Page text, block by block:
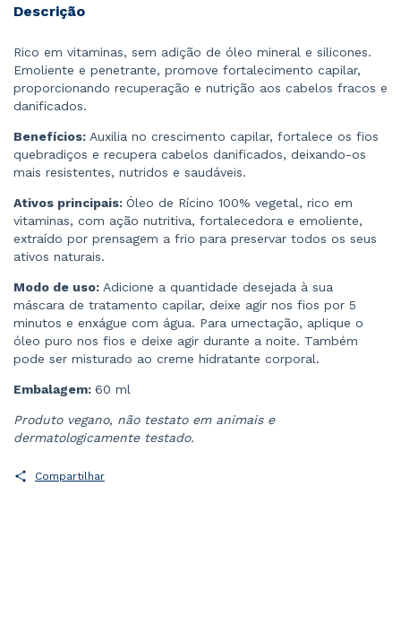
Descrição
Rico em vitaminas, sem adição de óleo mineral e silicones.
Emoliente e penetrante, promove fortalecimento capilar,
proporcionando recuperação e nutrição aos cabelos fracos e
danificados.
Benefícios: Auxilia no crescimento capilar, fortalece os fios
quebradiços e recupera cabelos danificados, deixando-os
mais resistentes, nutridos e saudáveis.
Ativos principais: Óleo de Rícino 100% vegetal, rico em
vitaminas, com ação nutritiva, fortalecedora e emoliente,
extraído por prensagem a frio para preservar todos os seus
ativos naturais.
Modo de uso: Adicione a quantidade desejada à sua
máscara de tratamento capilar, deixe agir nos fios por 5
minutos e enxágue com água. Para umectação, aplique o
óleo puro nos fios e deixe agir durante a noite. Também
pode ser misturado ao creme hidratante corporal.
Embalagem: 60 ml
Produto vegano, não testato em animais e
dermatologicamente testado.
Compartilhar